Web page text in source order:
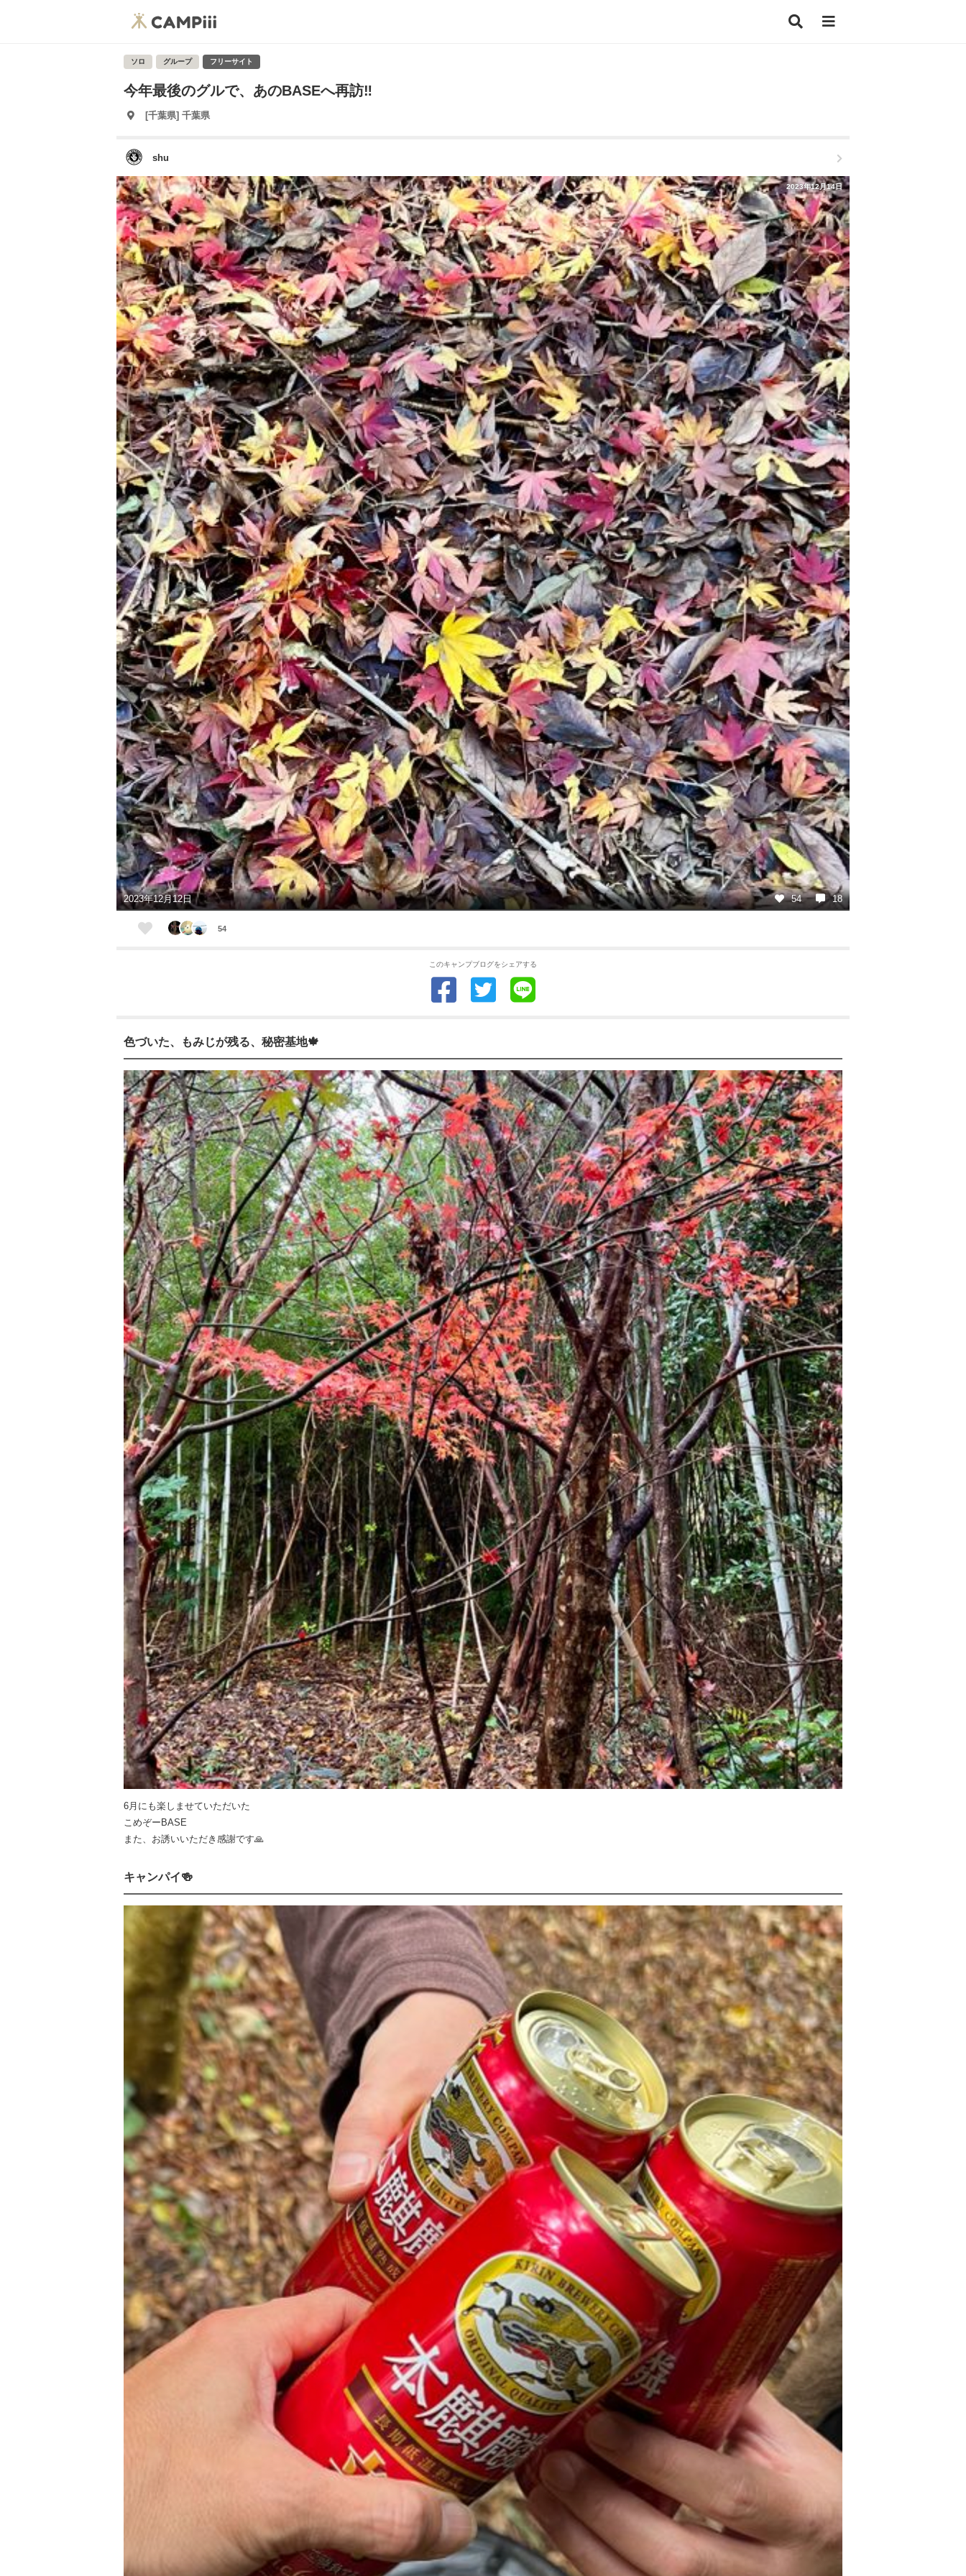
ソロ グループ フリーサイト
今年最後のグルで、あのBASEへ再訪‼️
[千葉県] 千葉県
shu
2023年12月14日
2023年12月12日 54 18
54
このキャンプブログをシェアする
色づいた、もみじが残る、秘密基地🍁
6月にも楽しませていただいた
こめぞーBASE
また、お誘いいただき感謝です🙏
キャンパイ🍻